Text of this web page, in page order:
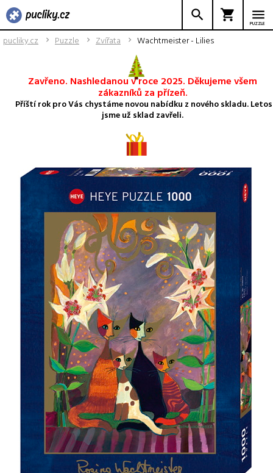
PUZZLE
pucliky.cz Puzzle Zvířata Wachtmeister - Lilies
Zavřeno. Nashledanou v roce 2025. Děkujeme všem
zákazníků za přízeň.
Příští rok pro Vás chystáme novou nabídku z nového skladu. Letos
jsme už sklad zavřeli.